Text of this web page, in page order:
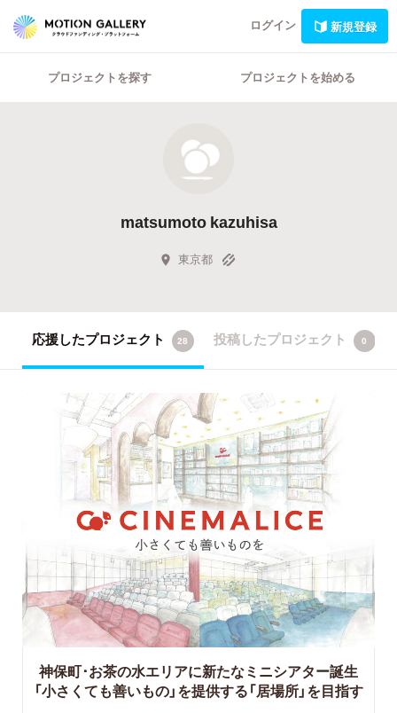
ログイン 新規登録
プロジェクトを探す プロジェクトを始める
matsumoto kazuhisa
東京都
応援したプロジェクト 28 投稿したプロジェクト 0
神保町･お茶の水エリアに新たなミニシアター誕生
「小さくても善いもの」を提供する「居場所」を目指す